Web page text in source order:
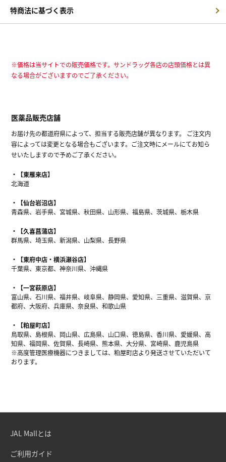
特商法に基づく表示
※価格は当サイトでの販売価格です。サンドラッグ各店の店頭価格とは異
なる場合がございますのでご了承ください。
医薬品販売店舗
お届け先の都道府県によって、担当する販売店舗が異なります。 ご注文内
容によっては変更となる場合もございます。ご注文時にメールにてお知ら
せいたしますので予めご了承ください。
【東雁来店】
北海道
【仙台岩沼店】
青森県、岩手県、宮城県、秋田県、山形県、福島県、茨城県、栃木県
【久喜菖蒲店】
群馬県、埼玉県、新潟県、山梨県、長野県
【東府中店・横浜瀬谷店】
千葉県、東京都、神奈川県、沖縄県
【一宮萩原店】
富山県、石川県、福井県、岐阜県、静岡県、愛知県、三重県、滋賀県、京
都府、大阪府、兵庫県、奈良県、和歌山県
【粕屋町店】
鳥取県、島根県、岡山県、広島県、山口県、徳島県、香川県、愛媛県、高
知県、福岡県、佐賀県、長崎県、熊本県、大分県、宮崎県、鹿児島県
※高度管理医療機器につきましては、粕屋町店より発送させていただいて
おります。
JAL Mallとは
ご利用ガイド